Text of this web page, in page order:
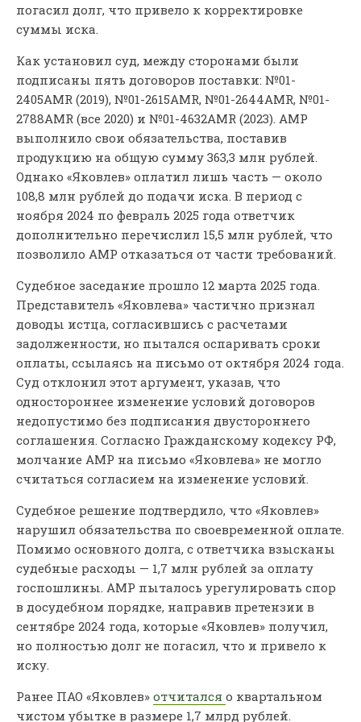
погасил долг, что привело к корректировке
суммы иска.
Как установил суд, между сторонами были
подписаны пять договоров поставки: №01-
2405AMR (2019), №01-2615AMR, №01-2644AMR, №01-
2788AMR (все 2020) и №01-4632AMR (2023). АМР
выполнило свои обязательства, поставив
продукцию на общую сумму 363,3 млн рублей.
Однако «Яковлев» оплатил лишь часть — около
108,8 млн рублей до подачи иска. В период с
ноября 2024 по февраль 2025 года ответчик
дополнительно перечислил 15,5 млн рублей, что
позволило АМР отказаться от части требований.
Судебное заседание прошло 12 марта 2025 года.
Представитель «Яковлева» частично признал
доводы истца, согласившись с расчетами
задолженности, но пытался оспаривать сроки
оплаты, ссылаясь на письмо от октября 2024 года.
Суд отклонил этот аргумент, указав, что
одностороннее изменение условий договоров
недопустимо без подписания двустороннего
соглашения. Согласно Гражданскому кодексу РФ,
молчание АМР на письмо «Яковлева» не могло
считаться согласием на изменение условий.
Судебное решение подтвердило, что «Яковлев»
нарушил обязательства по своевременной оплате.
Помимо основного долга, с ответчика взысканы
судебные расходы — 1,7 млн рублей за оплату
госпошлины. АМР пыталось урегулировать спор
в досудебном порядке, направив претензии в
сентябре 2024 года, которые «Яковлев» получил,
но полностью долг не погасил, что и привело к
иску.
Ранее ПАО «Яковлев» отчитался о квартальном
чистом убытке в размере 1,7 млрд рублей.